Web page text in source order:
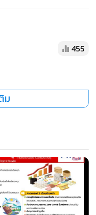
คมถึงวันที่ 15 กุมภาพันธ์
ยในประเทศระยะสั้น ทั้งนี้
ยระยะยาวอย่างมาก
สำหรับดัชนี MSCI
ของตลาดหลักทรัพย์
องให้เพิ่มน้ำหนักการ
พ
ดินทางของนักท่องเที่ยว
กของปี 66 โดยล่าสุด
นกับฮ่องกงตั้งแต่วันที่ 8
น้าที่สำคัญของการท่อง
455
ม